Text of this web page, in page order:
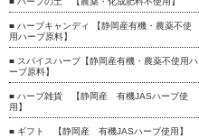
■ ハーブキャンディ 【静岡産有機・農薬不使
用ハーブ原料】
■ スパイスハーブ【静岡産有機・農薬不使用ハ
ーブ原料】
■ ハーブ雑貨 【静岡産 有機JASハーブ使
用】
■ ギフト 【静岡産 有機JASハーブ使用】